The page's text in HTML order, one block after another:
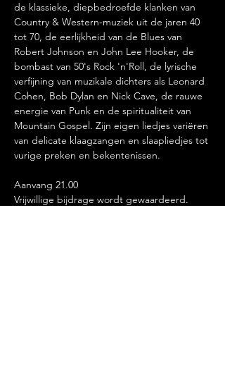
de klassieke, diepbedroefde klanken van
Country & Western-muziek uit de jaren 40
tot 70, de eerlijkheid van de Blues van
Robert Johnson en John Lee Hooker, de
bombast van 50's Rock 'n'Roll, de lyrische
verfijning van muzikale dichters als Leonard
Cohen, Bob Dylan en Nick Cave, de rauwe
energie van Punk en de spiritualiteit van
Mountain Gospel. Zijn eigen liedjes variëren
van delicate klaagzangen en slaapliedjes tot
vurige preken en bekentenissen.
Aanvang 21.00
Vrijwillige bijdrage wordt gewaardeerd.